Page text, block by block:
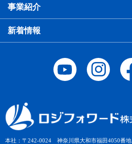
本社：〒242-0024 神奈川県大和市福田4050番地
事業紹介
新着情報